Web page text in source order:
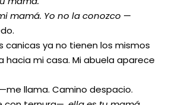
mamá. Yo no la conozco —
canicas ya no tienen los mismos
hacia mi casa. Mi abuela aparece
—me llama. Camino despacio.